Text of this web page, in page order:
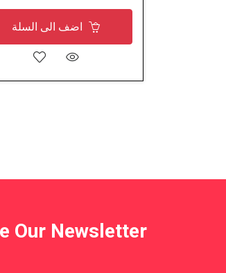
اضف الى السلة
Our Newsletter